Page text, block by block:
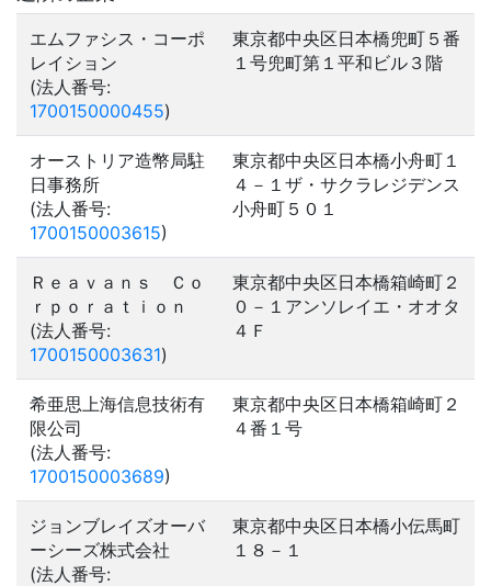
エムファシス・コーポ
レイション
(法人番号:
1700150000455)
東京都中央区日本橋兜町５番
１号兜町第１平和ビル３階
オーストリア造幣局駐
日事務所
(法人番号:
1700150003615)
東京都中央区日本橋小舟町１
４－１ザ・サクラレジデンス
小舟町５０１
Ｒｅａｖａｎｓ Ｃｏ
ｒｐｏｒａｔｉｏｎ
(法人番号:
1700150003631)
東京都中央区日本橋箱崎町２
０－１アンソレイエ・オオタ
４Ｆ
希亜思上海信息技術有
限公司
(法人番号:
1700150003689)
東京都中央区日本橋箱崎町２
４番１号
ジョンブレイズオーバ
ーシーズ株式会社
(法人番号:
東京都中央区日本橋小伝馬町
１８－１